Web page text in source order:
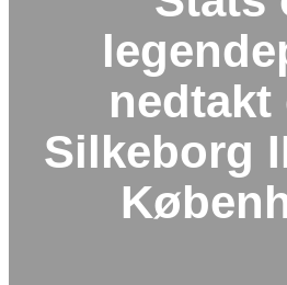
nedtakt
Silkeborg